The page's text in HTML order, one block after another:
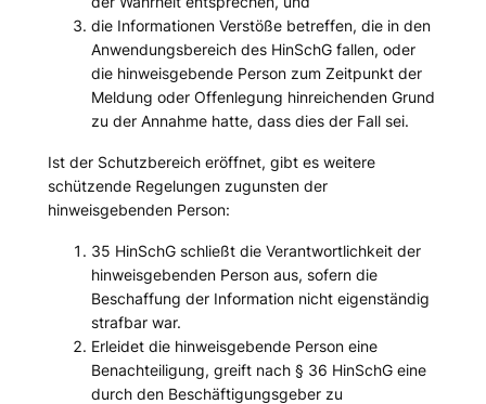
die Informationen Verstöße betreffen, die in den
Anwendungsbereich des HinSchG fallen, oder
die hinweisgebende Person zum Zeitpunkt der
Meldung oder Offenlegung hinreichenden Grund
zu der Annahme hatte, dass dies der Fall sei.
Ist der Schutzbereich eröffnet, gibt es weitere
schützende Regelungen zugunsten der
hinweisgebenden Person:
35 HinSchG schließt die Verantwortlichkeit der
hinweisgebenden Person aus, sofern die
Beschaffung der Information nicht eigenständig
strafbar war.
Erleidet die hinweisgebende Person eine
Benachteiligung, greift nach § 36 HinSchG eine
durch den Beschäftigungsgeber zu